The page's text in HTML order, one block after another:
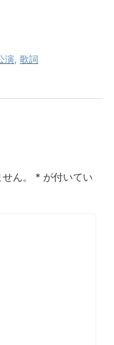
演 歌詞
ん。 * が付いてい